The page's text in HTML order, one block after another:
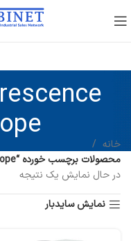
خانه
محصولات برچسب خورده “Nikon Ni Fluorescence Microscope”
در حال نمایش یک نتیجه
نمایش سایدبار